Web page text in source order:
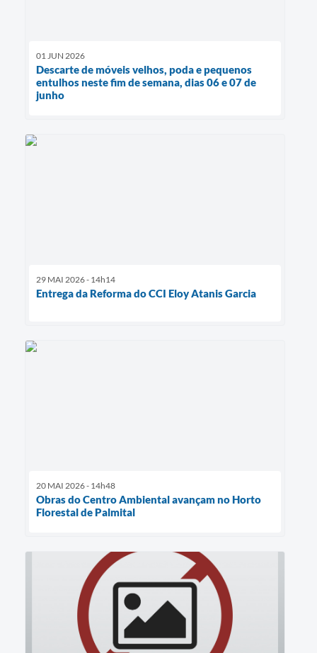
01 JUN 2026
Descarte de móveis velhos, poda e pequenos
entulhos neste fim de semana, dias 06 e 07 de
junho
29 MAI 2026 - 14h14
Entrega da Reforma do CCI Eloy Atanis Garcia
20 MAI 2026 - 14h48
Obras do Centro Ambiental avançam no Horto
Florestal de Palmital